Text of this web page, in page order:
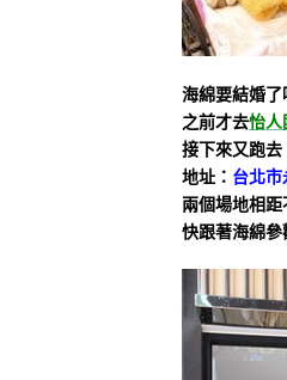
海綿要結婚了
之前才去怡人
接下來又跑去
地址： 台北
兩個場地相
快跟著海綿